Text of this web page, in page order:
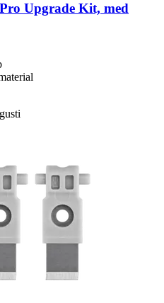
Upgrade Kit, med